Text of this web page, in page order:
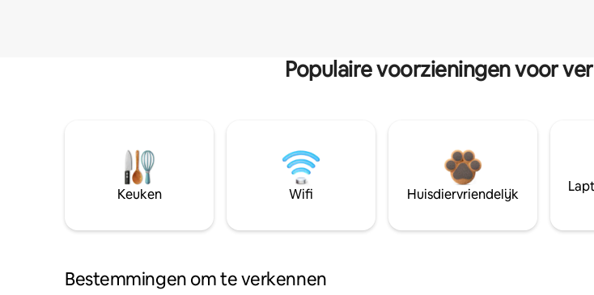
Populaire voorzieningen voor
Keuken Wifi Huisdiervriendelijk
Bestemmingen om te verkennen